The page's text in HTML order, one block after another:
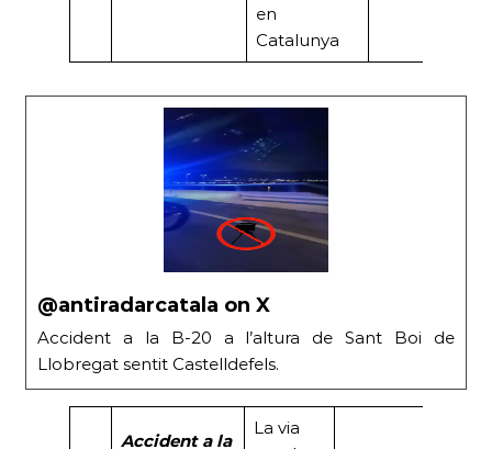
en
Catalunya
@antiradarcatala on X
Accident a la B-20 a l’altura de Sant Boi de
Llobregat sentit Castelldefels.
Accident a la
La via